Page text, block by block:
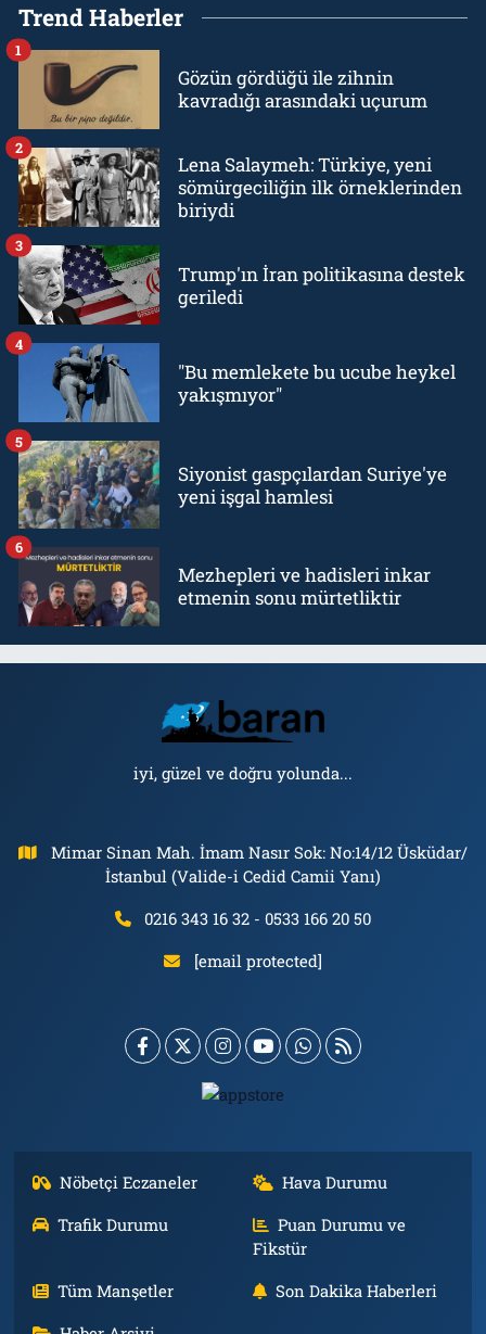
Trend Haberler
Gözün gördüğü ile zihnin
kavradığı arasındaki uçurum
1
Lena Salaymeh: Türkiye, yeni
sömürgeciliğin ilk örneklerinden
biriydi
2
Trump'ın İran politikasına destek
geriledi
3
"Bu memlekete bu ucube heykel
yakışmıyor"
4
Siyonist gaspçılardan Suriye'ye
yeni işgal hamlesi
5
Mezhepleri ve hadisleri inkar
etmenin sonu mürtetliktir
6
iyi, güzel ve doğru yolunda...
Mimar Sinan Mah. İmam Nasır Sok: No:14/12 Üsküdar/
İstanbul (Valide-i Cedid Camii Yanı)
0216 343 16 32 - 0533 166 20 50
[email protected]
Nöbetçi Eczaneler
Hava Durumu
Trafik Durumu
Puan Durumu ve
Fikstür
Tüm Manşetler
Son Dakika Haberleri